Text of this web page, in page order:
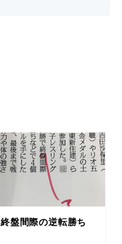
終盤間際の逆転勝ち